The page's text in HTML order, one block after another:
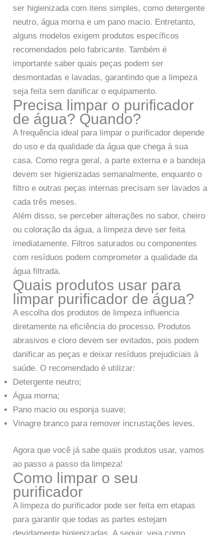
ser higienizada com itens simples, como detergente
neutro, água morna e um pano macio. Entretanto,
alguns modelos exigem produtos específicos
recomendados pelo fabricante. Também é
importante saber quais peças podem ser
desmontadas e lavadas, garantindo que a limpeza
seja feita sem danificar o equipamento.
Precisa limpar o purificador
de água? Quando?
A frequência ideal para limpar o purificador depende
do uso e da qualidade da água que chega à sua
casa. Como regra geral, a parte externa e a bandeja
devem ser higienizadas semanalmente, enquanto o
filtro e outras peças internas precisam ser lavados a
cada três meses.
Além disso, se perceber alterações no sabor, cheiro
ou coloração da água, a limpeza deve ser feita
imediatamente. Filtros saturados ou componentes
com resíduos podem comprometer a qualidade da
água filtrada.
Quais produtos usar para
limpar purificador de água?
A escolha dos produtos de limpeza influencia
diretamente na eficiência do processo. Produtos
abrasivos e cloro devem ser evitados, pois podem
danificar as peças e deixar resíduos prejudiciais à
saúde. O recomendado é utilizar:
Detergente neutro;
Água morna;
Pano macio ou esponja suave;
Vinagre branco para remover incrustações leves.
Agora que você já sabe quais produtos usar, vamos
ao passo a passo da limpeza!
Como limpar o seu
purificador
A limpeza do purificador pode ser feita em etapas
para garantir que todas as partes estejam
devidamente higienizadas. A seguir, veja como